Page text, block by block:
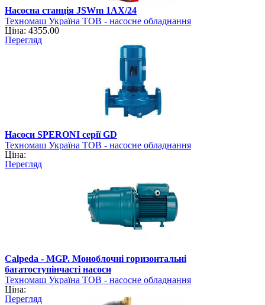
Насосна станція JSWm 1AХ/24
Техномаш Україна ТОВ - насосне обладнання
Ціна: 4355.00
Перегляд
Насоси SPERONI серії GD
Техномаш Україна ТОВ - насосне обладнання
Ціна:
Перегляд
Calpeda - MGP. Моноблочні горизонтальні
багатоступінчасті насоси
Техномаш Україна ТОВ - насосне обладнання
Ціна:
Перегляд